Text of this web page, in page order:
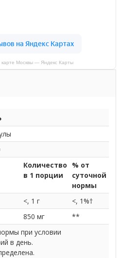
карте Москвы — Яндекс Карты
Количество
в 1 порции
% от
суточной
нормы
<, 1 г
<, 1%†
850 мг
**
при условии
в день.